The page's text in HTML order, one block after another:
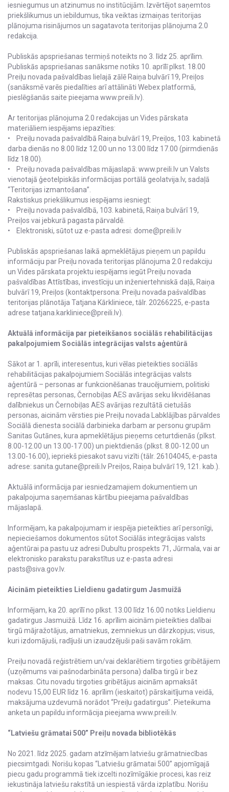
iesniegumus un atzinumus no institūcijām. Izvērtējot saņemtos
priekšlikumus un iebildumus, tika veiktas izmaiņas teritorijas
plānojuma risinājumos un sagatavota teritorijas plānojuma 2.0
redakcija.
Publiskās apspriešanas termiņš noteikts no 3. līdz 25. aprīlim.
Publiskās apspriešanas sanāksme notiks 10. aprīlī plkst. 18.00
Preiļu novada pašvaldības lielajā zālē Raiņa bulvārī 19, Preiļos
(sanāksmē varēs piedalīties arī attālināti Webex platformā,
pieslēgšanās saite pieejama www.preili.lv).
Ar teritorijas plānojuma 2.0 redakcijas un Vides pārskata
materiāliem iespējams iepazīties:
• Preiļu novada pašvaldībā Raiņa bulvārī 19, Preiļos, 103. kabinetā
darba dienās no 8.00 līdz 12.00 un no 13.00 līdz 17.00 (pirmdienās
līdz 18.00).
• Preiļu novada pašvaldības mājaslapā: www.preili.lv un Valsts
vienotajā ģeotelpiskās informācijas portālā geolatvija.lv, sadaļā
“Teritorijas izmantošana”.
Rakstiskus priekšlikumus iespējams iesniegt:
• Preiļu novada pašvaldībā, 103. kabinetā, Raiņa bulvārī 19,
Preiļos vai jebkurā pagasta pārvaldē.
• Elektroniski, sūtot uz e-pasta adresi: dome@preili.lv
Publiskās apspriešanas laikā apmeklētājus pieņem un papildu
informāciju par Preiļu novada teritorijas plānojuma 2.0 redakciju
un Vides pārskata projektu iespējams iegūt Preiļu novada
pašvaldības Attīstības, investīciju un inženiertehniskā daļā, Raiņa
bulvārī 19, Preiļos (kontaktpersona: Preiļu novada pašvaldības
teritorijas plānotāja Tatjana Kārkliniece, tālr. 20266225, e-pasta
adrese tatjana.karkliniece@preili.lv).
Aktuālā informācija par pieteikšanos sociālās rehabilitācijas
pakalpojumiem Sociālās integrācijas valsts aģentūrā
Sākot ar 1. aprīli, interesentus, kuri vēlas pieteikties sociālās
rehabilitācijas pakalpojumiem Sociālās integrācijas valsts
aģentūrā – personas ar funkcionēšanas traucējumiem, politiski
represētas personas, Černobiļas AES avārijas seku likvidēšanas
dalībniekus un Černobiļas AES avārijas rezultātā cietušās
personas, aicinām vērsties pie Preiļu novada Labklājības pārvaldes
Sociālā dienesta sociālā darbinieka darbam ar personu grupām
Sanitas Gutānes, kura apmeklētājus pieņems ceturtdienās (plkst.
8.00-12.00 un 13.00-17.00) un piektdienās (plkst. 8.00-12.00 un
13.00-16.00), iepriekš piesakot savu vizīti (tālr. 26104045, e-pasta
adrese: sanita.gutane@preili.lv Preiļos, Raiņa bulvārī 19, 121. kab.).
Aktuālā informācija par iesniedzamajiem dokumentiem un
pakalpojuma saņemšanas kārtību pieejama pašvaldības
mājaslapā.
Informējam, ka pakalpojumam ir iespēja pieteikties arī personīgi,
nepieciešamos dokumentos sūtot Sociālās integrācijas valsts
aģentūrai pa pastu uz adresi Dubultu prospekts 71, Jūrmala, vai ar
elektronisko parakstu parakstītus uz e-pasta adresi
pasts@siva.gov.lv.
Aicinām pieteikties Lieldienu gadatirgum Jasmuižā
Informējam, ka 20. aprīlī no plkst. 13.00 līdz 16.00 notiks Lieldienu
gadatirgus Jasmuižā. Līdz 16. aprīlim aicinām pieteikties dalībai
tirgū mājražotājus, amatniekus, zemniekus un dārzkopjus; visus,
kuri izdomājuši, radījuši un izaudzējuši paši savām rokām.
Preiļu novadā reģistrētiem un/vai deklarētiem tirgoties gribētājiem
(uzņēmums vai pašnodarbināta persona) dalība tirgū ir bez
maksas. Citu novadu tirgoties gribētājus aicinām apmaksāt
nodevu 15,00 EUR līdz 16. aprīlim (ieskaitot) pārskaitījuma veidā,
maksājuma uzdevumā norādot “Preiļu gadatirgus”. Pieteikuma
anketa un papildu informācija pieejama www.preili.lv.
“Latviešu grāmatai 500” Preiļu novada bibliotēkās
No 2021. līdz 2025. gadam atzīmējam latviešu grāmatniecības
piecsimtgadi. Norišu kopas “Latviešu grāmatai 500” apjomīgajā
piecu gadu programmā tiek izcelti nozīmīgākie procesi, kas reiz
iekustināja latviešu rakstītā un iespiestā vārda izplatību. Norišu